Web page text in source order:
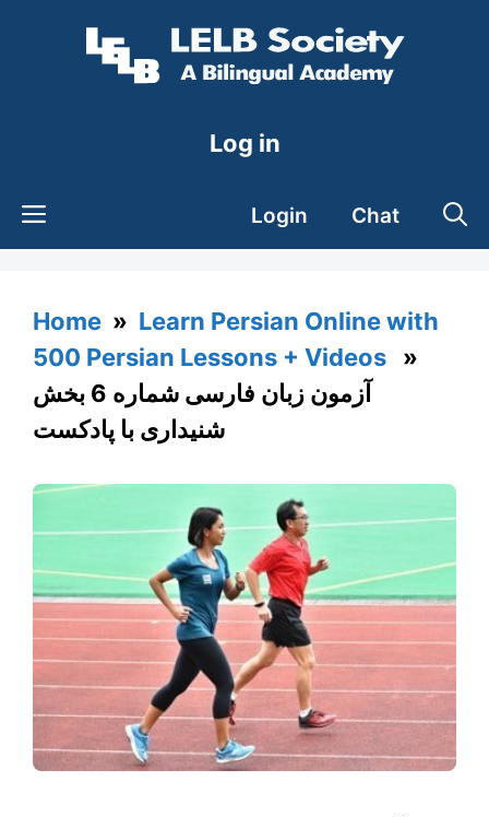
Log in
Login Chat
Home » Learn Persian Online with
500 Persian Lessons + Videos »
آزمون زبان فارسی شماره 6 بخش
شنیداری با پادکست